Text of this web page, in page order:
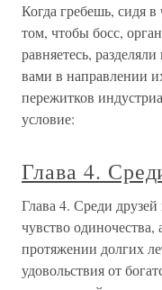
Когда гребешь, сидя
том, чтобы босс,
равняетесь,
вами в направлении
пережитков
условие:
Глава 4.
Глава 4. Среди
чувство одиночества,
протяжении долгих
удовольствия от